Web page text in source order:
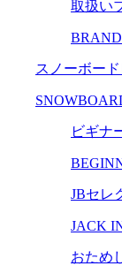
取扱い
スノーボー
ビギナ
JBセレ
JACK
おため